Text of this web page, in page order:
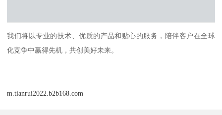
我们将以专业的技术、优质的产品和贴心的服务，陪伴客户在全球
化竞争中赢得先机，共创美好未来。
m.tianrui2022.b2b168.com